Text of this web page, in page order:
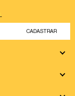
CADASTRAR